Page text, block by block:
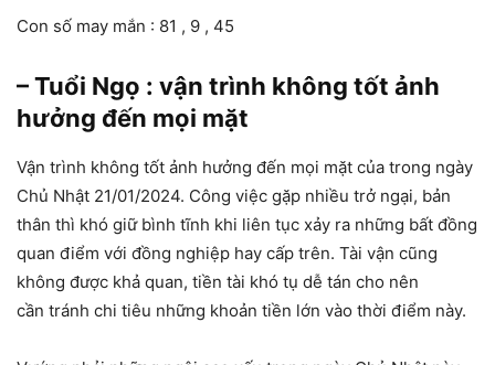
Con số may mắn : 81 , 9 , 45
– Tuổi Ngọ : vận trình không tốt ảnh
hưởng đến mọi mặt
Vận trình không tốt ảnh hưởng đến mọi mặt của trong ngày
Chủ Nhật 21/01/2024. Công việc gặp nhiều trở ngại, bản
thân thì khó giữ bình tĩnh khi liên tục xảy ra những bất đồng
quan điểm với đồng nghiệp hay cấp trên. Tài vận cũng
không được khả quan, tiền tài khó tụ dễ tán cho nên
cần tránh chi tiêu những khoản tiền lớn vào thời điểm này.